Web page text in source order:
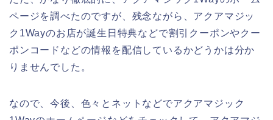
ページを調べたのですが、残念ながら、アクアマジッ
ク1Wayのお店が誕生日特典などで割引クーポンやクー
ポンコードなどの情報を配信しているかどうかは分か
りませんでした。
なので、今後、色々とネットなどでアクアマジック